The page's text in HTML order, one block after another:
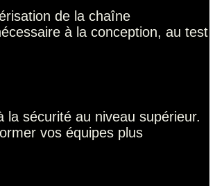
de la chaîne
à la conception, au test
la sécurité au niveau supérieur.
vos équipes plus